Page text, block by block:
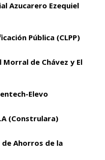
Azucarero Ezequiel
Pública (CLPP)
Morral de Chávez y El
Elevo
(Construlara)
Ahorros de la